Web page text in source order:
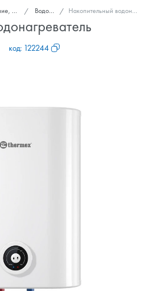
Водонагреватели Накопительный водонагреватель Thermex MK 30 V
код: 122244